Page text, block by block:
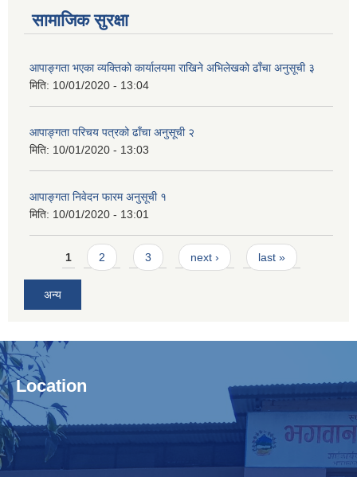
सामाजिक सुरक्षा
आपाङ्गता भएका व्यक्तिको कार्यालयमा राखिने अभिलेखको ढाँचा अनुसूची ३
मिति: 10/01/2020 - 13:04
आपाङ्गता परिचय पत्रको ढाँचा अनुसूची २
मिति: 10/01/2020 - 13:03
आपाङ्गता निवेदन फारम अनुसूची १
मिति: 10/01/2020 - 13:01
Pages
1 2 3 next › last »
अन्य
Location